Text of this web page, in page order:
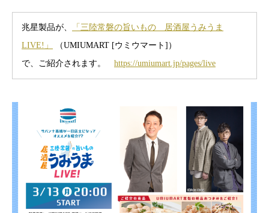
兆星製品が、
「三陸常磐の旨いもの 居酒屋うみうま
LIVE!」
（UMIUMART [ウミウマート]）
で、ご紹介されます。 https://umiumart.jp/pages/live